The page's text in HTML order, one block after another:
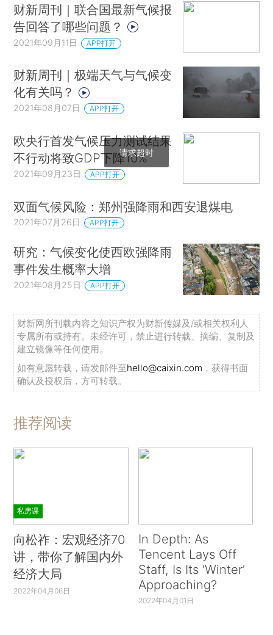
财新周刊｜联合国最新气候报
告回答了哪些问题？
2021年09月11日 APP打开
财新周刊｜极端天气与气候变
化有关吗？
2021年08月07日 APP打开
欧央行首发气候压力测试结果
不行动将致GDP下降10%
2021年09月23日 APP打开
双面气候风险：郑州强降雨和西安退煤电
2021年07月26日 APP打开
研究：气候变化使西欧强降雨
事件发生概率大增
2021年08月25日 APP打开
财新网所刊载内容之知识产权为财新传媒及/或相关权利人
专属所有或持有。未经许可，禁止进行转载、摘编、复制及
建立镜像等任何使用。
如有意愿转载，请发邮件至hello@caixin.com ，获得书面
确认及授权后，方可转载。
推荐阅读
私房课
向松祚：宏观经济70
讲，带你了解国内外
经济大局
2022年04月06日
In Depth: As
Tencent Lays Off
Staff, Is Its ‘Winter’
Approaching?
2022年04月01日
请求超时